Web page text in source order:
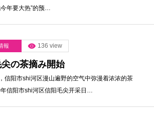
今年要大热”的预…
報 136 view
の茶摘み開始
信阳市shi河区漫山遍野的空气中弥漫着浓浓的茶
信阳市shi河区信阳毛尖开采日…